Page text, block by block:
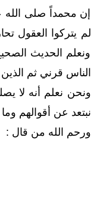
إن محمداً صلى الله
لم يتركوا العقول
ونعلم الحديث
الناس قرني ثم
ونحن نعلم أنه لا
نبتعد عن أقوالهم
ورحم الله من قال :